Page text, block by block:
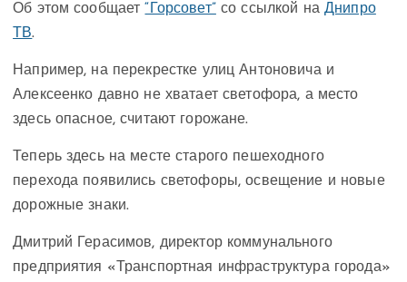
Об этом сообщает“Горсовет” со ссылкой наДнипро
ТВ.
Например, на перекрестке улиц Антоновича и
Алексеенко давно не хватает светофора, а место
здесь опасное, считают горожане.
Теперь здесь на месте старого пешеходного
перехода появились светофоры, освещение и новые
дорожные знаки.
Дмитрий Герасимов, директор коммунального
предприятия «Транспортная инфраструктура города»